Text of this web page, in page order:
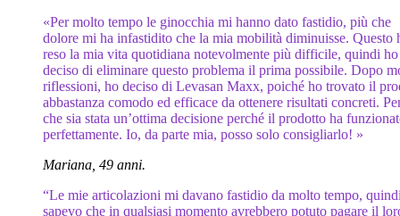
«Per molto tempo le ginocchia mi hanno dato fastidio, più che
dolore mi ha infastidito che la mia mobilità diminuisse. Questo
reso la mia vita quotidiana notevolmente più difficile, quindi ho
deciso di eliminare questo problema il prima possibile. Dopo
riflessioni, ho deciso di Levasan Maxx, poiché ho trovato il
abbastanza comodo ed efficace da ottenere risultati concreti.
che sia stata un’ottima decisione perché il prodotto ha
perfettamente. Io, da parte mia, posso solo consigliarlo! »
Mariana, 49 anni.
“Le mie articolazioni mi davano fastidio da molto tempo,
sapevo che in qualsiasi momento avrebbero potuto pagare il